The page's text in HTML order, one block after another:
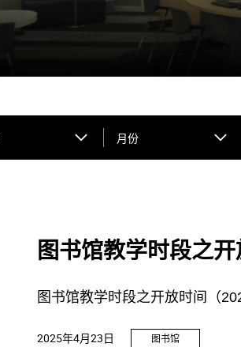
月份
图书馆教学时段之开
图书馆教学时段之开放时间（
图书馆
2025年4月23日